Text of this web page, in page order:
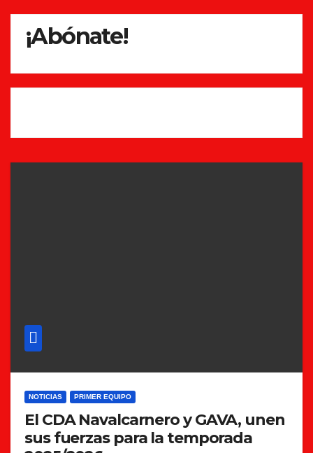
¡Abónate!
NOTICIAS PRIMER EQUIPO
El CDA Navalcarnero y GAVA, unen
sus fuerzas para la temporada